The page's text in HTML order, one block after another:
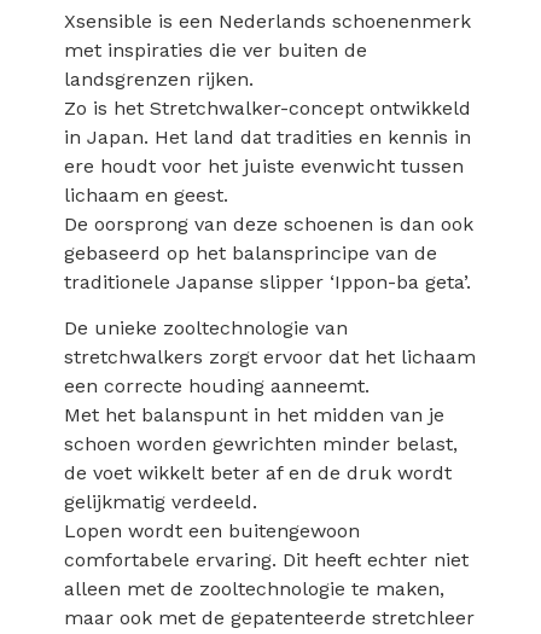
Xsensible is een Nederlands schoenenmerk
met inspiraties die ver buiten de
landsgrenzen rijken.
Zo is het Stretchwalker-concept ontwikkeld
in Japan. Het land dat tradities en kennis in
ere houdt voor het juiste evenwicht tussen
lichaam en geest.
De oorsprong van deze schoenen is dan ook
gebaseerd op het balansprincipe van de
traditionele Japanse slipper ‘Ippon-ba geta’.
De unieke zooltechnologie van
stretchwalkers zorgt ervoor dat het lichaam
een correcte houding aanneemt.
Met het balanspunt in het midden van je
schoen worden gewrichten minder belast,
de voet wikkelt beter af en de druk wordt
gelijkmatig verdeeld.
Lopen wordt een buitengewoon
comfortabele ervaring. Dit heeft echter niet
alleen met de zooltechnologie te maken,
maar ook met de gepatenteerde stretchleer